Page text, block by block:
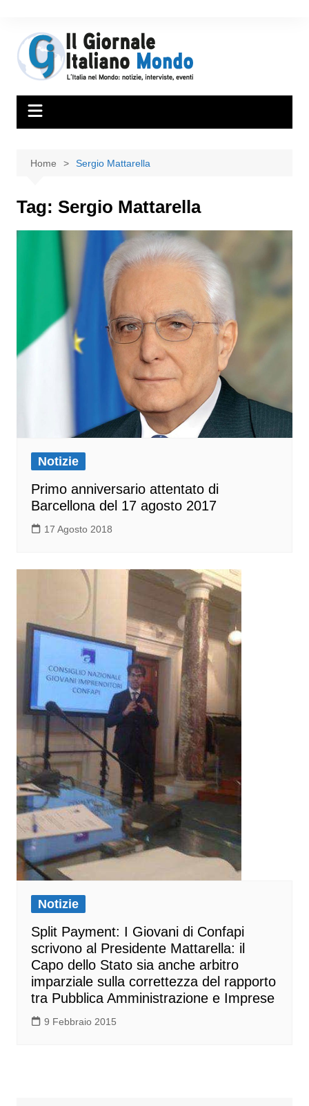
Home Sergio Mattarella
Tag: Sergio Mattarella
Notizie
Primo anniversario attentato di
Barcellona del 17 agosto 2017
17 Agosto 2018
Notizie
Split Payment: I Giovani di Confapi
scrivono al Presidente Mattarella: il
Capo dello Stato sia anche arbitro
imparziale sulla correttezza del rapporto
tra Pubblica Amministrazione e Imprese
9 Febbraio 2015